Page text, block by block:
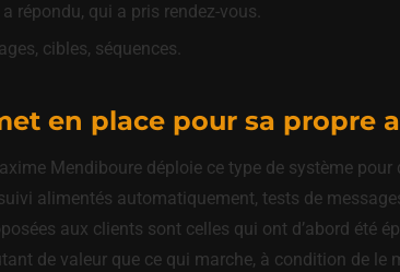
répondu, qui a pris rendez-vous.
cibles, séquences.
en place pour sa propre
Mendiboure déploie ce type de système
alimentés automatiquement, tests de
aux clients sont celles qui ont d’abord été
de valeur que ce qui marche, à condition de le